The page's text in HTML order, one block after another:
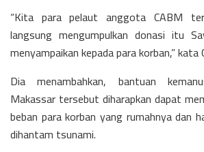
“Kita para pelaut anggota CABM
langsung mengumpulkan donasi itu
menyampaikan kepada para korban,” kata
Dia menambahkan, bantuan
Makassar tersebut diharapkan dapat
beban para korban yang rumahnya dan
dihantam tsunami.